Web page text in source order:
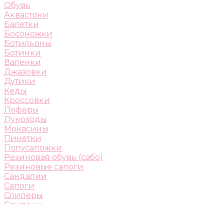
Обувь
Аквастоки
Балетки
Босоножки
Ботильоны
Ботинки
Валенки
Джазовки
Дутики
Кеды
Кроссовки
Лоферы
Луноходы
Мокасины
Пинетки
Полусапожки
Резиновая обувь (сабо)
Резиновые сапоги
Сандалии
Сапоги
Слиперы